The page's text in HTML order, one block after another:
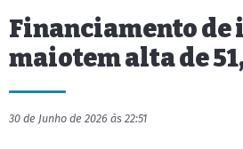
Financiamento de
maiotem alta de
30 de Junho de 2026 às 22:51